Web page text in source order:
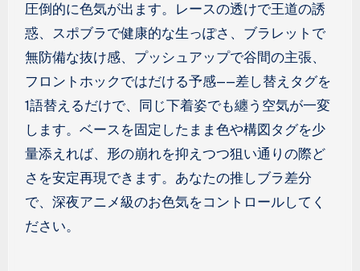
圧倒的に色気が出ます。レースの透けで王道の誘
惑、スポブラで健康的な生っぽさ、ブラレットで
無防備な抜け感、プッシュアップで谷間の主張、
フロントホックではだける予感——差し替えタグを
1語替えるだけで、同じ下着姿でも纏う空気が一変
します。ベースを固定したまま色や構図タグを少
量添えれば、形の崩れを抑えつつ狙い通りの際ど
さを安定再現できます。あなたの推しブラ差分
で、深夜アニメ級のお色気をコントロールしてく
ださい。